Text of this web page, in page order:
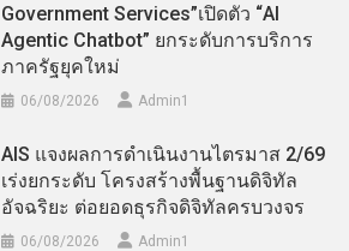
Government Services”เปิดตัว “AI
Agentic Chatbot” ยกระดับการบริการ
ภาครัฐยุคใหม่
06/08/2026 Admin​1
AIS แจงผลการดำเนินงานไตรมาส 2/69
เร่งยกระดับ โครงสร้างพื้นฐานดิจิทัล
อัจฉริยะ ต่อยอดธุรกิจดิจิทัลครบวงจร
06/08/2026 Admin​1